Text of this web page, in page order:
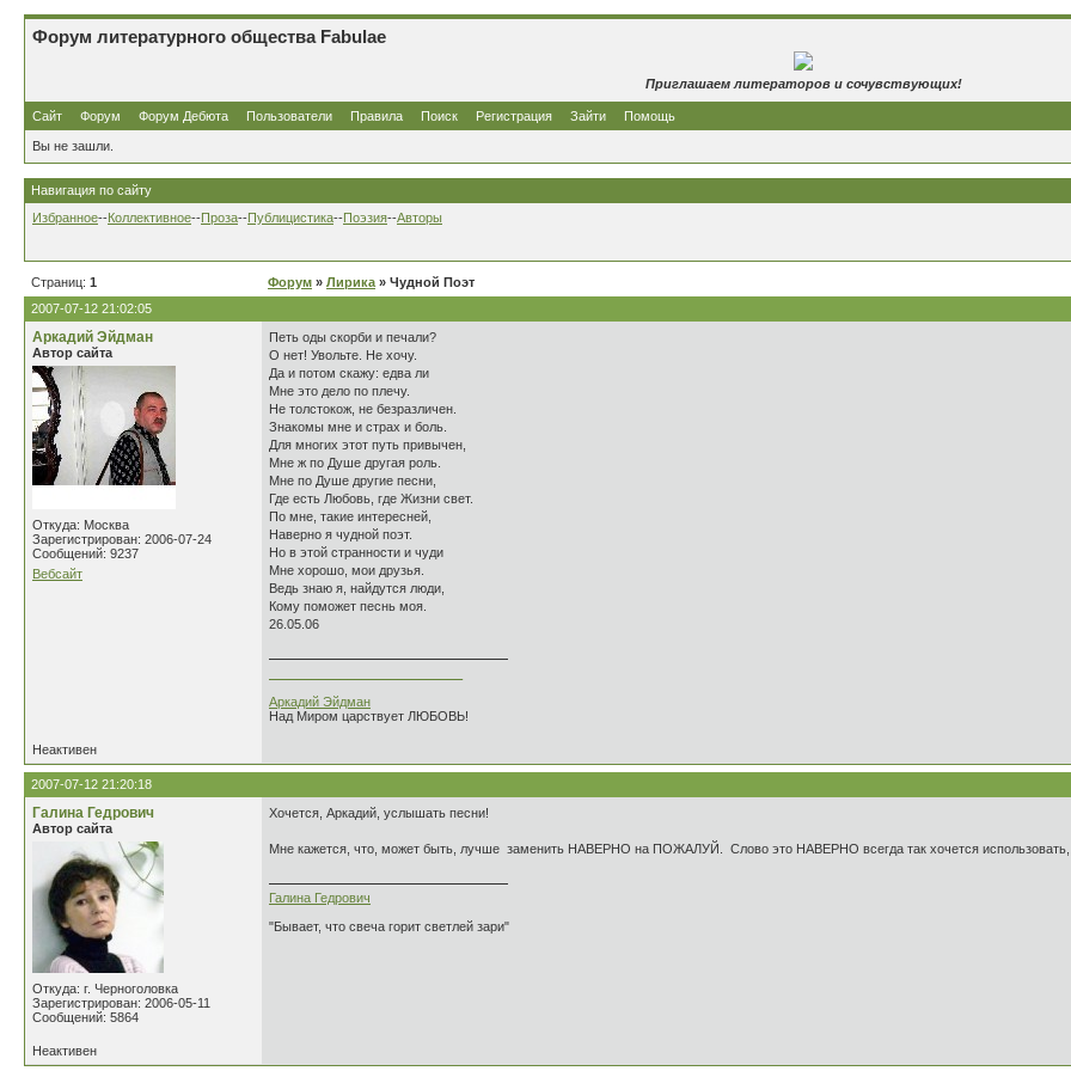
Форум литературного общества Fabulae
Приглашаем литераторов и сочувствующих!
Сайт Форум Форум Дебюта Пользователи Правила Поиск Регистрация Зайти Помощь
Вы не зашли.
Навигация по сайту
Избранное--Коллективное--Проза--Публицистика--Поэзия--Авторы
Страниц: 1 Форум » Лирика » Чудной Поэт
2007-07-12 21:02:05
Аркадий Эйдман
Автор сайта
Откуда: Москва
Зарегистрирован: 2006-07-24
Сообщений: 9237
Вебсайт
Петь оды скорби и печали?
О нет! Увольте. Не хочу.
Да и потом скажу: едва ли
Мне это дело по плечу.
Не толстокож, не безразличен.
Знакомы мне и страх и боль.
Для многих этот путь привычен,
Мне ж по Душе другая роль.
Мне по Душе другие песни,
Где есть Любовь, где Жизни свет.
По мне, такие интересней,
Наверно я чудной поэт.
Но в этой странности и чуди
Мне хорошо, мои друзья.
Ведь знаю я, найдутся люди,
Кому поможет песнь моя.
26.05.06
Аркадий Эйдман
Над Миром царствует ЛЮБОВЬ!
Неактивен
2007-07-12 21:20:18
Галина Гедрович
Автор сайта
Откуда: г. Черноголовка
Зарегистрирован: 2006-05-11
Сообщений: 5864
Хочется, Аркадий, услышать песни!
Мне кажется, что, может быть, лучше заменить НАВЕРНО на ПОЖАЛУЙ. Слово это НАВЕРНО всегда так хочется использовать,
Галина Гедрович
"Бывает, что свеча горит светлей зари"
Неактивен